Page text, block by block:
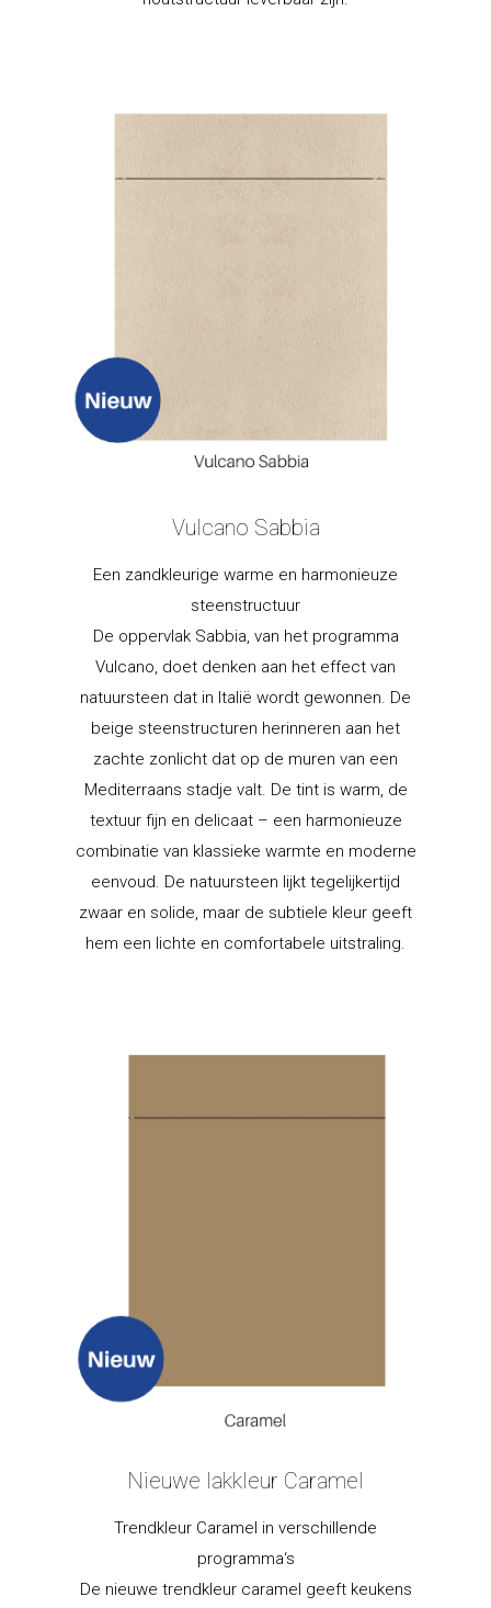
Vulcano Sabbia
Een zandkleurige warme en harmonieuze
steenstructuur
De oppervlak Sabbia, van het programma
Vulcano, doet denken aan het effect van
natuursteen dat in Italië wordt gewonnen. De
beige steenstructuren herinneren aan het
zachte zonlicht dat op de muren van een
Mediterraans stadje valt. De tint is warm, de
textuur fijn en delicaat – een harmonieuze
combinatie van klassieke warmte en moderne
eenvoud. De natuursteen lijkt tegelijkertijd
zwaar en solide, maar de subtiele kleur geeft
hem een lichte en comfortabele uitstraling.
Nieuwe lakkleur Caramel
Trendkleur Caramel in verschillende
programma‘s
De nieuwe trendkleur caramel geeft keukens